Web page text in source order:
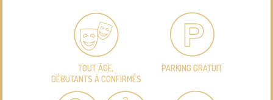
TOUT ÂGE,
DÉBUTANTS À CONFIRMÉS
PARKING GRATUIT